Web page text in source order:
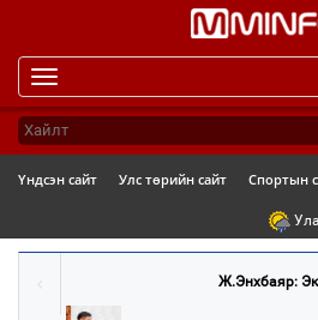
Үндсэн сайт Улс төрийн сайт Спортын
Ж.Энхбаяр: